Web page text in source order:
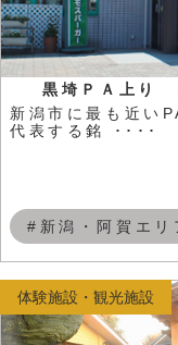
黒埼ＰＡ上り
新潟市に最も近い
代表する銘 ････
#新潟・阿賀エリ
体験施設・観光施設